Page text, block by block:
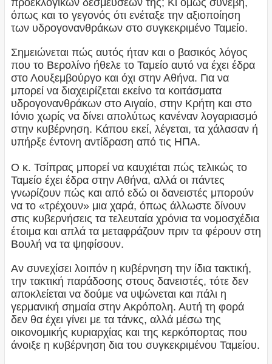
προεκλογικών δεσμεύσεων της; Κι όμως συνέβη,
όπως και το γεγονός ότι ενέταξε την αξιοποίηση
των υδρογονανθράκων στο συγκεκριμένο Ταμείο.
Σημειώνεται πώς αυτός ήταν και ο βασικός λόγος
που το Βερολίνο ήθελε το Ταμείο αυτό να έχει έδρα
στο Λουξεμβούργο και όχι στην Αθήνα. Για να
μπορεί να διαχειρίζεται εκείνο τα κοιτάσματα
υδρογονανθράκων στο Αιγαίο, στην Κρήτη και στο
Ιόνιο χωρίς να δίνει απολύτως κανέναν λογαριασμό
στην κυβέρνηση. Κάπου εκεί, λέγεται, τα χάλασαν ή
υπήρξε έντονη αντίδραση από τις ΗΠΑ.
Ο κ. Τσίπρας μπορεί να καυχιέται πώς τελικώς το
Ταμείο έχει έδρα στην Αθήνα, αλλά οι πάντες
γνωρίζουν πώς και από εδώ οι δανειστές μπορούν
να το «τρέχουν» μια χαρά, όπως άλλωστε δίνουν
στις κυβερνήσεις τα τελευταία χρόνια τα νομοσχέδια
έτοιμα και απλά τα μεταφράζουν πριν τα φέρουν στη
Βουλή να τα ψηφίσουν.
Αν συνεχίσει λοιπόν η κυβέρνηση την ίδια τακτική,
την τακτική παράδοσης στους δανειστές, τότε δεν
αποκλείεται να δούμε να υψώνεται και πάλι η
γερμανική σημαία στην Ακρόπολη. Αυτή τη φορά
δεν θα έχει γίνει με τα τάνκς, αλλά μέσω της
οικονομικής κυριαρχίας και της κερκόπορτας που
άνοιξε η κυβέρνηση δια του συγκεκριμένου Ταμείου.